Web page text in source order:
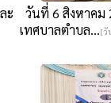
ะ
วันที่ 6 สิงหาคม
เทศบาลตำบล...[วั